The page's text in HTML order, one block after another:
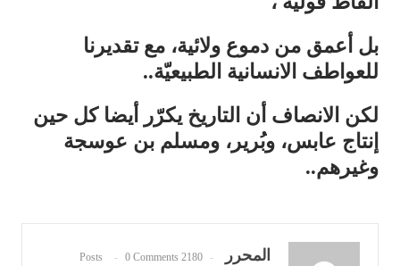
بل أعمق من دموع ولائية، مع تقديرنا
للعواطف الانسانية الطبيعيّة..
لكن الانصاف أن التاريخ يكرّر أيضا كل حين
إنتاج عابس، وبُرير، ومسلم بن عوسجة
وغيرهم..
المحرر 2180 Posts
0 Comments